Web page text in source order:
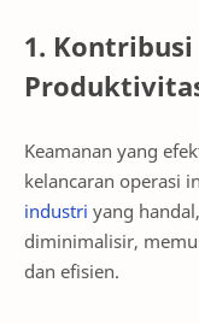
1.
Keamanan yang
kelancaran operasi
industri yang
diminimalisir,
dan efisien.